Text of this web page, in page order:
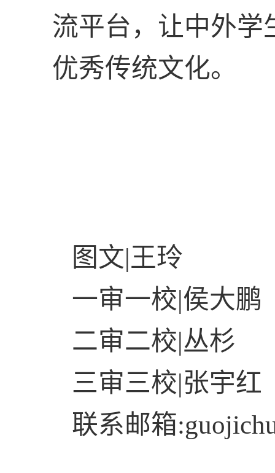
流平台，让中外学
优秀传统文化。
图文|王玲
一审一校|侯大鹏
二审二校|丛杉
三审三校|张宇红
联系邮箱